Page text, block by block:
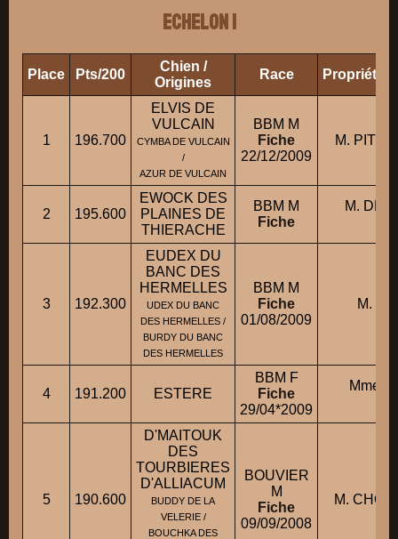
ECHELON 1
Place Pts/200
Chien /
Origines
Race
1 196.700
ELVIS DE
VULCAIN
CYMBA DE VULCAIN
/
AZUR DE VULCAIN
BBM M
Fiche
22/12/2009
M.
2 195.600
EWOCK DES
PLAINES DE
THIERACHE
BBM M
Fiche
M.
3 192.300
EUDEX DU
BANC DES
HERMELLES
UDEX DU BANC
DES HERMELLES /
BURDY DU BANC
DES HERMELLES
BBM M
Fiche
01/08/2009
M.
4 191.200 ESTERE
BBM F
Fiche
29/04*2009
Mme
5 190.600
D'MAITOUK
DES
TOURBIERES
D'ALLIACUM
BUDDY DE LA
VELERIE /
BOUCHKA DES
BOUVIER
M
Fiche
09/09/2008
M.